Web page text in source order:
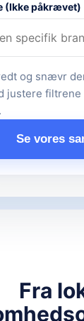
(Ikke påkrævet)
og snævr
justere
Se vores
Fra